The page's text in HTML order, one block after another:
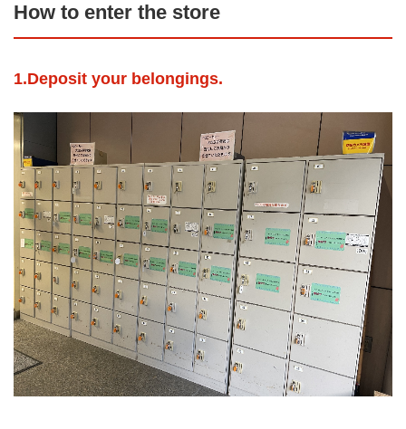
How to enter the store
1.Deposit your belongings.